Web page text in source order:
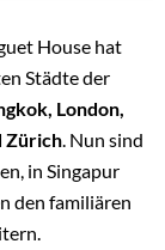
House hat
Städte der
London,
Zürich. Nun sind
in Singapur
den familiären